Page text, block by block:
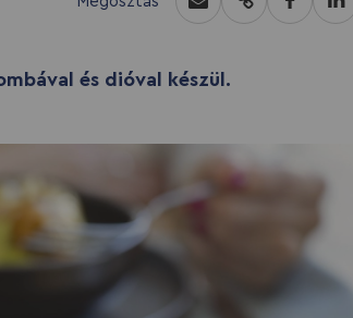
és dióval készül.